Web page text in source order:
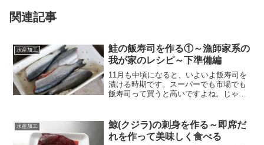
関連記事
水産加工
鮭の飯寿司を作る①～漁師家系の
我が家のレシピ～下準備編
11月も中頃になると、いよいよ飯寿司を
漬ける時期です。スーパーでも市場でも
飯寿司って買うと高いですよね。じゃ
に手間がかかりすぎて大変です。(*_*;そ
れでも年に一回漬け...
水産加工
鯨(クジラ)の刺身を作る～即席だ
れを作って美味しく食べる